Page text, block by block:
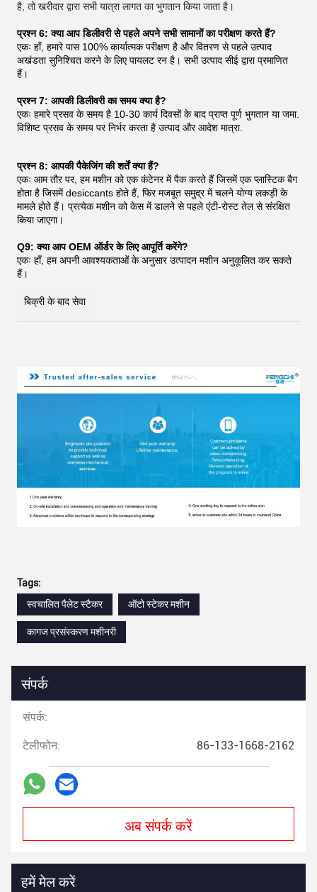
है, तो खरीदार द्वारा सभी यात्रा लागत का भुगतान किया जाता है।
प्रश्न 6: क्या आप डिलीवरी से पहले अपने सभी सामानों का परीक्षण करते हैं?
एकः हाँ, हमारे पास 100% कार्यात्मक परीक्षण है और वितरण से पहले उत्पाद
अखंडता सुनिश्चित करने के लिए पायलट रन है। सभी उत्पाद सीई द्वारा प्रमाणित
हैं।
प्रश्न 7: आपकी डिलीवरी का समय क्या है?
एकः हमारे प्रसव के समय है 10-30 कार्य दिवसों के बाद प्राप्त पूर्ण भुगतान या जमा.
विशिष्ट प्रसव के समय पर निर्भर करता है उत्पाद और आदेश मात्रा.
प्रश्न 8: आपकी पैकेजिंग की शर्तें क्या हैं?
एकः आम तौर पर, हम मशीन को एक कंटेनर में पैक करते हैं जिसमें एक प्लास्टिक बैग
होता है जिसमें desiccants होते हैं, फिर मजबूत समुद्र में चलने योग्य लकड़ी के
मामले होते हैं। प्रत्येक मशीन को केस में डालने से पहले एंटी-रोस्ट तेल से संरक्षित
किया जाएगा।
Q9: क्या आप OEM ऑर्डर के लिए आपूर्ति करेंगे?
एकः हाँ, हम अपनी आवश्यकताओं के अनुसार उत्पादन मशीन अनुकूलित कर सकते
हैं।
बिक्री के बाद सेवा
Tags:
स्वचालित पैलेट स्टैकर
ऑटो स्टेकर मशीन
कागज प्रसंस्करण मशीनरी
संपर्क
संपर्क:
टेलीफोन: 86-133-1668-2162
अब संपर्क करें
हमें मेल करें